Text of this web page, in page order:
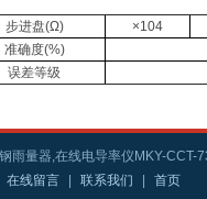
步进盘(Ω)
×104
准确度(%)
误差等级
雨量器,在线电导率仪MKY-CCT-
在线留言 联系我们
首页